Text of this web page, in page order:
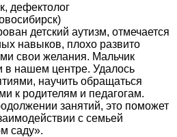
дефектолог
детский аутизм, отмечается
навыков, плохо развито
свои желания. Мальчик
в нашем центре. Удалось
научить обращаться
к родителям и педагогам.
занятий, это поможет
с семьей
саду».